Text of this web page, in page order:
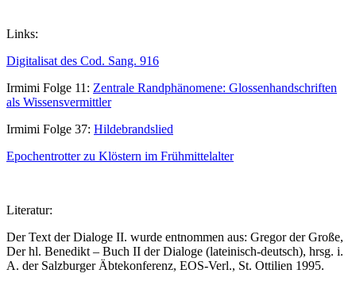
Links:
Digitalisat des Cod. Sang. 916
Irmimi Folge 11: Zentrale Randphänomene: Glossenhandschriften
als Wissensvermittler
Irmimi Folge 37: Hildebrandslied
Epochentrotter zu Klöstern im Frühmittelalter
Literatur:
Der Text der Dialoge II. wurde entnommen aus: Gregor der Große,
Der hl. Benedikt – Buch II der Dialoge (lateinisch-deutsch), hrsg. i.
A. der Salzburger Äbtekonferenz, EOS-Verl., St. Ottilien 1995.